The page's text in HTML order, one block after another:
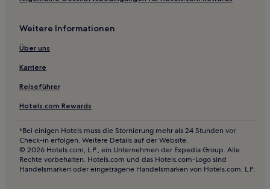
Hotels nahe St Mary's Amsterdam
Vail Mills Hotels
Halfmoon Hotels
Hotels nahe Skidmore College
Esperance Hotels
Town of Copake: Hotels
Town of Saratoga: Hotels
Town of Bethlehem: Hotels
Weitere Informationen
Über uns
Karriere
Reiseführer
Hotels.com Rewards
*Bei einigen Hotels muss die Stornierung mehr als 24 Stunden vor
Check-in erfolgen. Weitere Details auf der Website.
© 2026 Hotels.com, L.P., ein Unternehmen der Expedia Group. Alle
Rechte vorbehalten. Hotels.com und das Hotels.com-Logo sind
Handelsmarken oder eingetragene Handelsmarken von Hotels.com, L.P.